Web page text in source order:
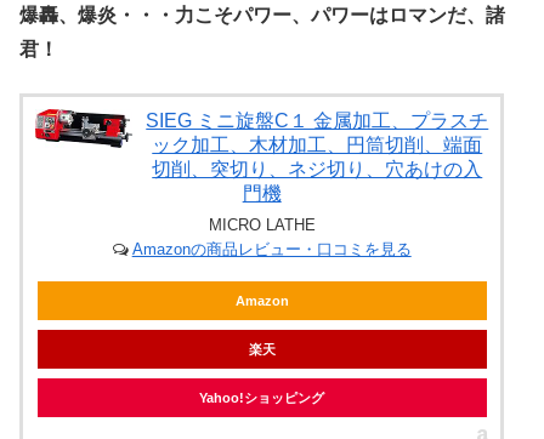
爆轟、爆炎・・・力こそパワー、パワーはロマンだ、諸
君！
SIEG ミニ旋盤C１ 金属加工、プラスチ
ック加工、木材加工、円筒切削、端面
切削、突切り、ネジ切り、穴あけの入
門機
MICRO LATHE
Amazonの商品レビュー・口コミを見る
Amazon
楽天
Yahoo!ショッピング